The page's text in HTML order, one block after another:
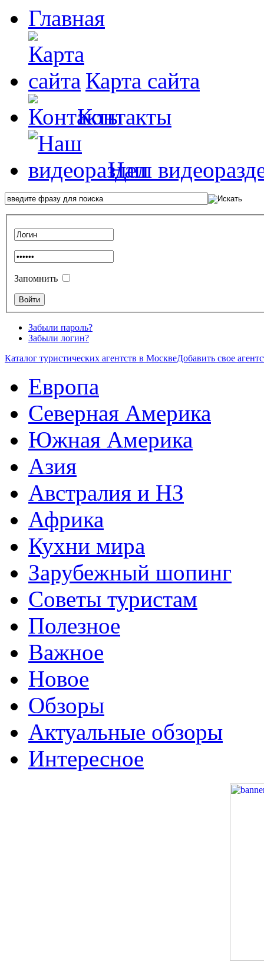
Главная
Карта сайта
Контакты
Наш
Запомнить
Забыли пароль?
Забыли логин?
Каталог туристических агентств в МосквеДобавить свое
Европа
Северная Америка
Южная Америка
Азия
Австралия и НЗ
Африка
Кухни мира
Зарубежный шопинг
Советы туристам
Полезное
Важное
Новое
Обзоры
Актуальные обзоры
Интересное